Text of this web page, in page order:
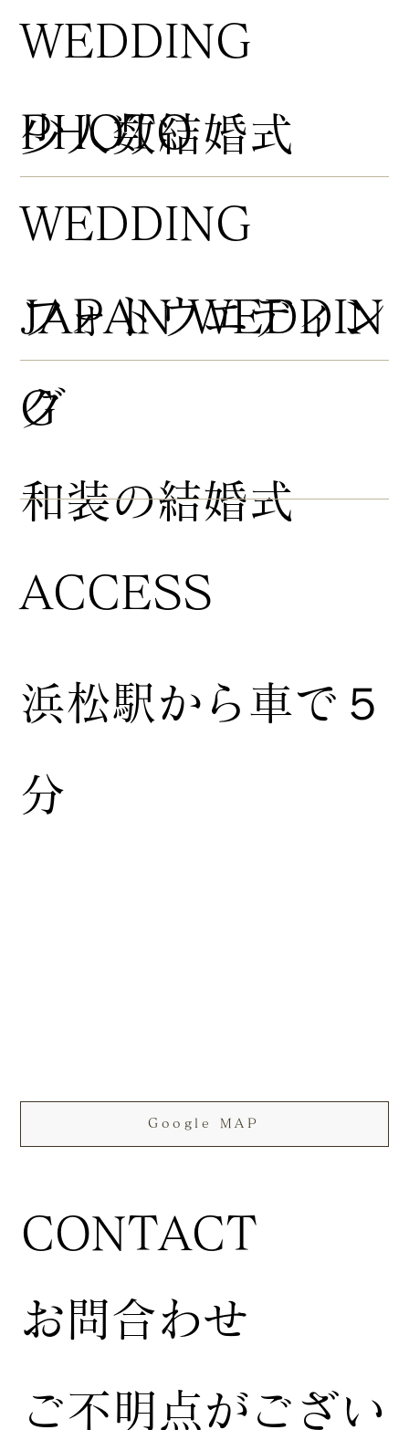
​少人数結婚式
WEDDING
​フォトウエディン
グ
PHOTO
WEDDING
​和装の結婚式
JAPAN WEDDIN
G
お問合わせ
ご不明点がござい
浜松駅から車で５
分
ACCESS
Google MAP
CONTACT